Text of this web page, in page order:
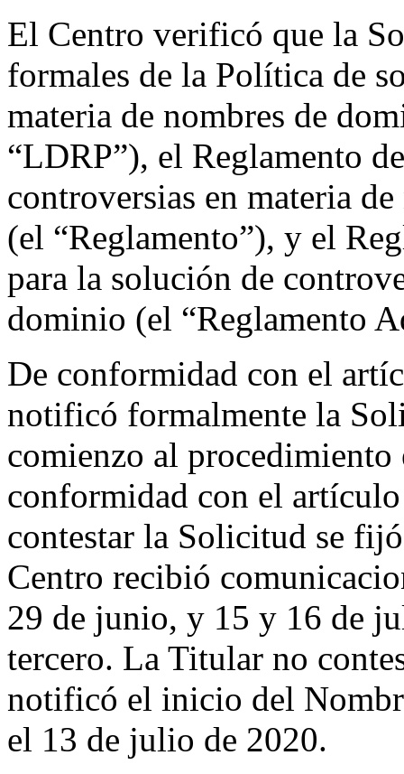
El Centro verificó que la
formales de la Política de
materia de nombres de
“LDRP”), el Reglamento
controversias en materia
(el “Reglamento”), y el
para la solución de
dominio (el “Reglamento
De conformidad con el
notificó formalmente la
comienzo al
conformidad con el
contestar la Solicitud se
Centro recibió
29 de junio, y 15 y 16 de
tercero. La Titular no
notificó el inicio del
el 13 de julio de 2020.